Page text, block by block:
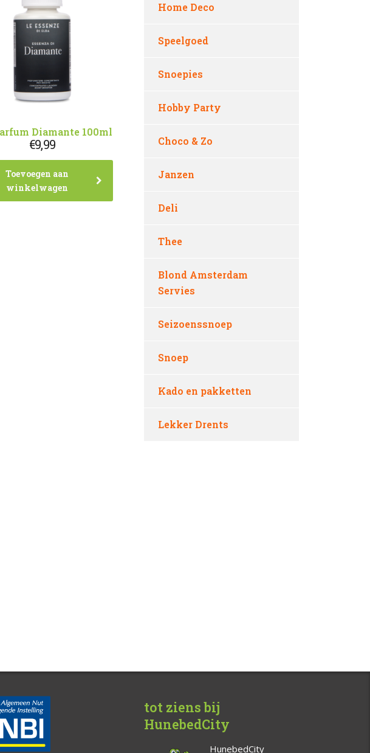
Diamante 100ml
€9,99
Toevoegen aan
winkelwagen
Home Deco
Speelgoed
Snoepies
Hobby Party
Choco & Zo
Janzen
Deli
Thee
Blond Amsterdam
Servies
Seizoenssnoep
Snoep
Kado en pakketten
Lekker Drents
tot ziens bij
HunebedCity
HunebedCity